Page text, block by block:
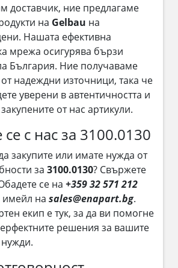
доставчик, ние предлагаме
на Gelbau на
Нашата ефективна
мрежа осигурява бързи
България. Ние получаваме
надеждни източници, така че
уверени в автентичността и
от нас артикули.
с нас за 3100.0130
закупите или имате нужда от
за 3100.0130? Свържете
се на +359 32 571 212
имейл на sales@enapart.bg.
екип е тук, за да ви помогне
решения за вашите